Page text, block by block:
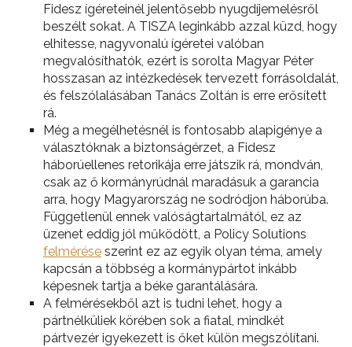
Fidesz ígéreteinél jelentősebb nyugdíjemelésről
beszélt sokat. A TISZA leginkább azzal küzd, hogy
elhitesse, nagyvonalú ígéretei valóban
megvalósíthatók, ezért is sorolta Magyar Péter
hosszasan az intézkedések tervezett forrásoldalát,
és felszólalásában Tanács Zoltán is erre erősített
rá.
Még a megélhetésnél is fontosabb alapigénye a
választóknak a biztonságérzet, a Fidesz
háborúellenes retorikája erre játszik rá, mondván,
csak az ő kormányrúdnál maradásuk a garancia
arra, hogy Magyarország ne sodródjon háborúba.
Függetlenül ennek valóságtartalmától, ez az
üzenet eddig jól működött, a Policy Solutions
felmérése szerint ez az egyik olyan téma, amely
kapcsán a többség a kormánypártot inkább
képesnek tartja a béke garantálására.
A felmérésekből azt is tudni lehet, hogy a
pártnélküliek körében sok a fiatal, mindkét
pártvezér igyekezett is őket külön megszólítani.